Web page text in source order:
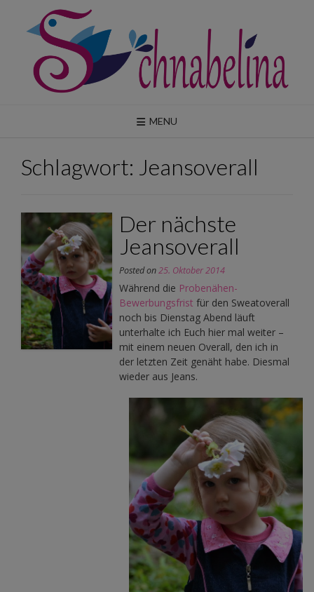
content
MENU
Schlagwort: Jeansoverall
Der nächste
Jeansoverall
Posted on25. Oktober 2014
Während die Probenähen-
Bewerbungsfrist für den Sweatoverall
noch bis Dienstag Abend läuft
unterhalte ich Euch hier mal weiter –
mit einem neuen Overall, den ich in
der letzten Zeit genäht habe. Diesmal
wieder aus Jeans.